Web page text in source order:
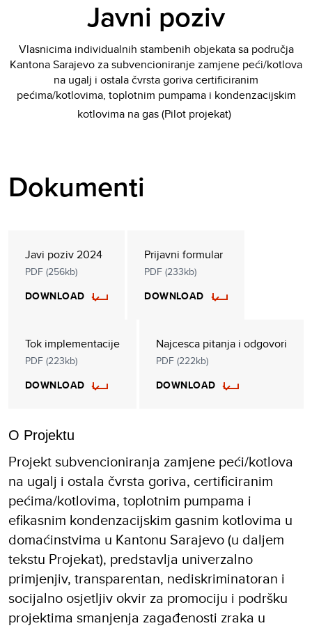
Javni poziv
Vlasnicima individualnih stambenih objekata sa područja
Kantona Sarajevo za subvencioniranje zamjene peći/kotlova
na ugalj i ostala čvrsta goriva certificiranim
pećima/kotlovima, toplotnim pumpama i kondenzacijskim
kotlovima na gas (Pilot projekat)
Dokumenti
Javi poziv 2024
PDF (256kb)
DOWNLOAD
Prijavni formular
PDF (233kb)
DOWNLOAD
Tok implementacije
PDF (223kb)
DOWNLOAD
Najcesca pitanja i odgovori
PDF (222kb)
DOWNLOAD
O Projektu
Projekt subvencioniranja zamjene peći/kotlova
na ugalj i ostala čvrsta goriva, certificiranim
pećima/kotlovima, toplotnim pumpama i
efikasnim kondenzacijskim gasnim kotlovima u
domaćinstvima u Kantonu Sarajevo (u daljem
tekstu Projekat), predstavlja univerzalno
primjenjiv, transparentan, nediskriminatoran i
socijalno osjetljiv okvir za promociju i podršku
projektima smanjenja zagađenosti zraka u